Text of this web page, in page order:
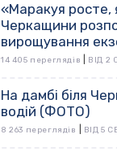
«Маракуя росте,
Черкащини
вирощування
14 405 переглядів ВІД 2
На дамбі біля
водій (ФОТО)
8 263 переглядів ВІД 5